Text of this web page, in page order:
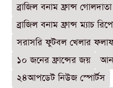
ব্রাজিল বনাম ফ্রান্স গোলদাতা
ব্রাজিল বনাম ফ্রান্স ম্যাচ
সরাসরি ফুটবল খেলার
১০ জনের ফ্রান্সের জয়
২৪আপডেট নিউজ স্পোর্টস